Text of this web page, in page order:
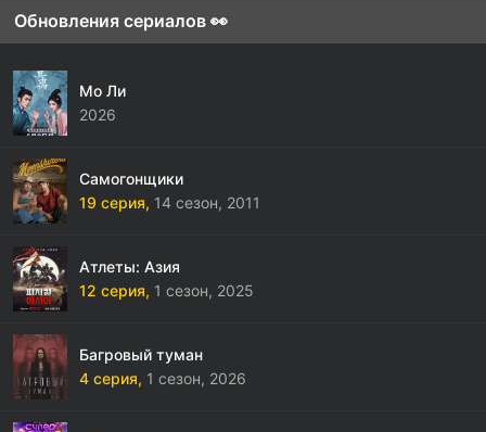
Обновления сериалов 👀
Мо Ли
2026
Самогонщики
19 серия, 14 сезон, 2011
Атлеты: Азия
12 серия, 1 сезон, 2025
Багровый туман
4 серия, 1 сезон, 2026